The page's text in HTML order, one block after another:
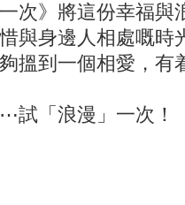
一次》將這份幸福
與身邊人相處嘅時
搵到一個相愛，
試「浪漫」一次！